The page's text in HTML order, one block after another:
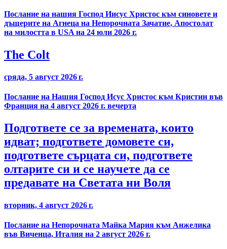
Послание на нашия Господ Иисус Христос към синовете и
дъщерите на Агнеца на Непорочната Зачатие, Апостолат
на милостта в USA на 24 юли 2026 г.
The Colt
сряда, 5 август 2026 г.
Послание на Нашия Господ Исус Христос към Кристин във
Франция на 4 август 2026 г. вечерта
Подгответе се за времената, които
идват; подгответе домовете си,
подгответе сърцата си, подгответе
олтарите си и се научете да се
предавате на Светата ни Воля
вторник, 4 август 2026 г.
Послание на Непорочната Майка Мария към Анжелика
във Виченца, Италия на 2 август 2026 г.